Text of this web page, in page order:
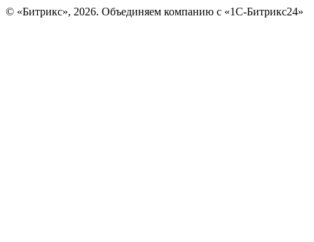
© «Битрикс», 2026. Объединяем компанию с «1С-Битрикс24»